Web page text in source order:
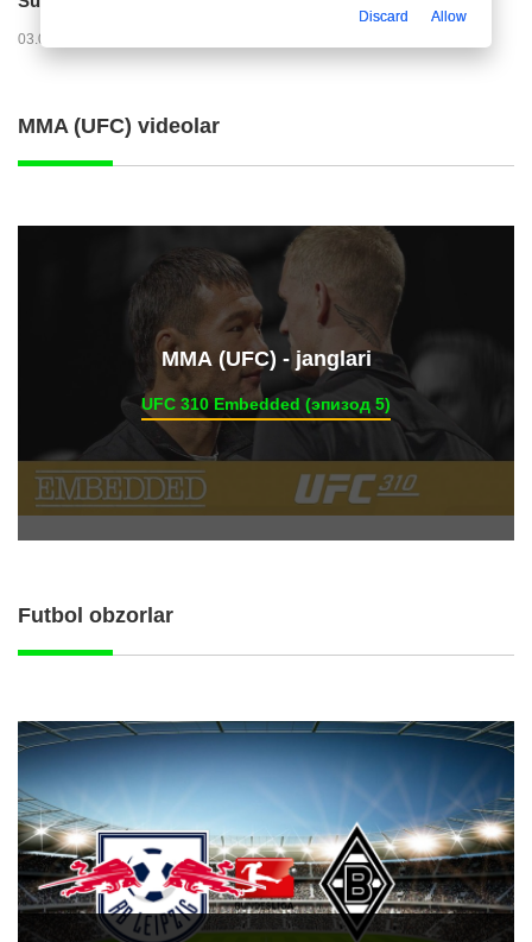
03.08.2026 20:32
MMA (UFC) videolar
ММА (UFC) - janglari
UFC 310 Embedded (эпизод 5)
Futbol obzorlar
Discard Allow